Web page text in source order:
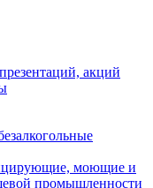
акций
моющие и
промышленности